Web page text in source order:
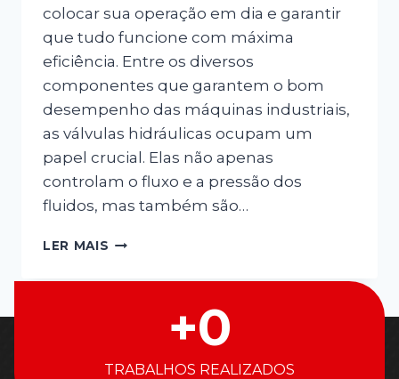
colocar sua operação em dia e garantir
que tudo funcione com máxima
eficiência. Entre os diversos
componentes que garantem o bom
desempenho das máquinas industriais,
as válvulas hidráulicas ocupam um
papel crucial. Elas não apenas
controlam o fluxo e a pressão dos
fluidos, mas também são…
LER MAIS
+0
TRABALHOS REALIZADOS